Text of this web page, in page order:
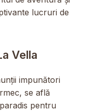
lucruri de
Vella
impunători
se află
pentru